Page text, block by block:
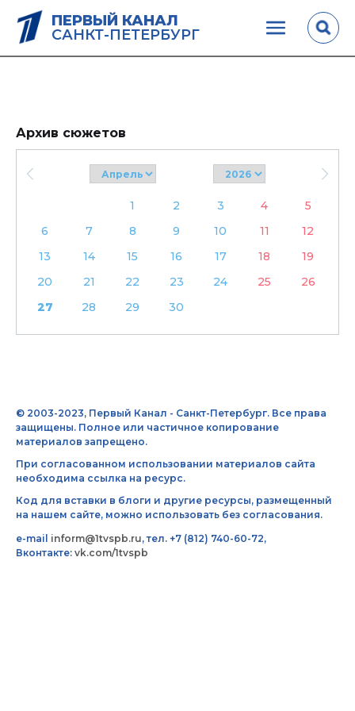
ПЕРВЫЙ КАНАЛ
САНКТ-ПЕТЕРБУРГ
Архив сюжетов
1 2 3 4
5
6
7 8 9 10 11
12
13
14 15 16 17 18
19
20
21 22 23 24 25
26
27
28 29 30
© 2003-2023, Первый Канал - Санкт-Петербург. Все права
защищены. Полное или частичное копирование
материалов запрещено.
При согласованном использовании материалов сайта
необходима ссылка на ресурс.
Код для вставки в блоги и другие ресурсы, размещенный
на нашем сайте, можно использовать без согласования.
e-mail inform@1tvspb.ru, тел. +7 (812) 740-60-72,
Вконтакте: vk.com/1tvspb